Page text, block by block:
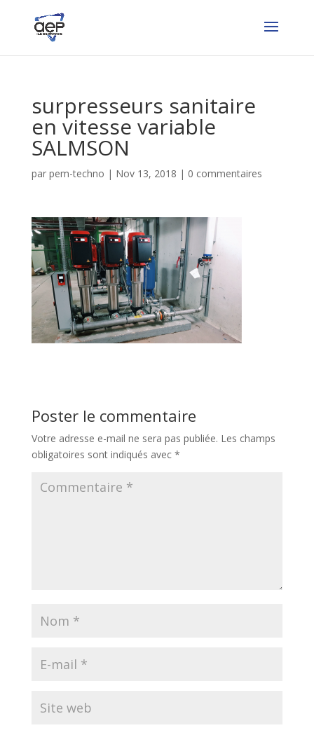
surpresseurs sanitaire
en vitesse variable
SALMSON
par pem-techno | Nov 13, 2018 | 0 commentaires
Poster le commentaire
Votre adresse e-mail ne sera pas publiée. Les champs
obligatoires sont indiqués avec *